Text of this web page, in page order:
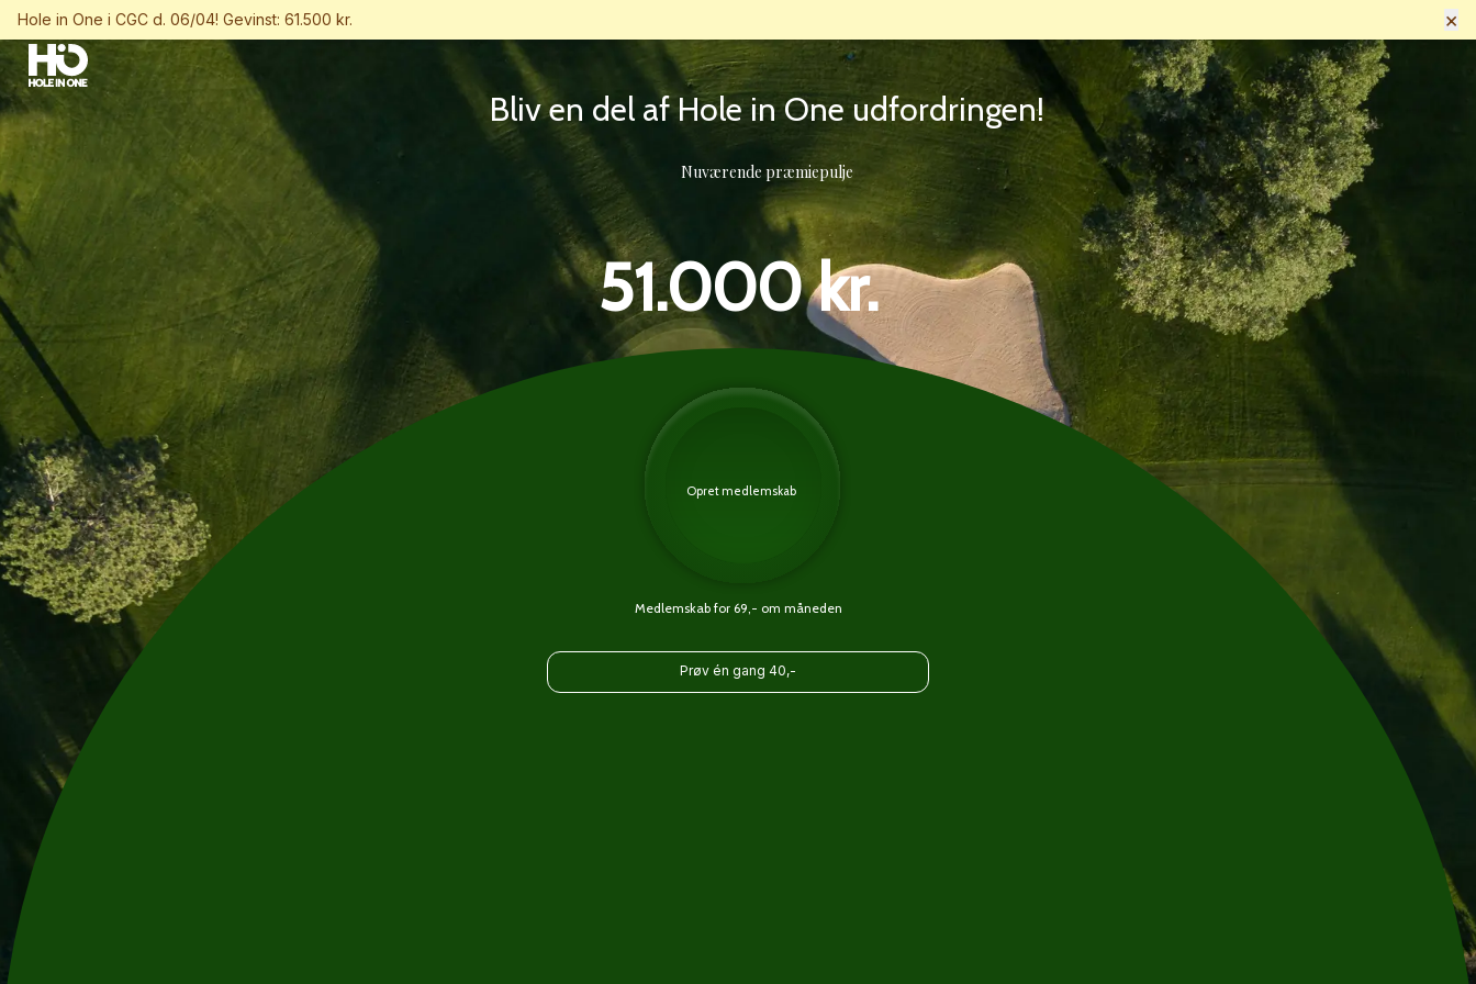
Hole in One i CGC d. 06/04! Gevinst: 61.500 kr. ×
Bliv en del af Hole in One udfordringen!
Nuværende præmiepulje
51.000 kr.
Opret medlemskab
Medlemskab for 69,- om måneden
Prøv én gang 40,-